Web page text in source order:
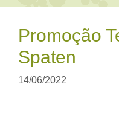
Promoção
Spaten
14/06/2022